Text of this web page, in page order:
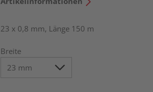
23 x 0,8 mm, Länge 150 m
Breite